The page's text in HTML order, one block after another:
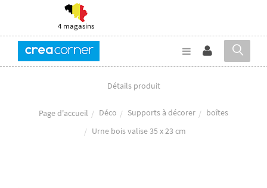
4 magasins
Détails produit
Page d'accueil Déco Supports à décorer
boîtes
Urne bois valise 35 x 23 cm